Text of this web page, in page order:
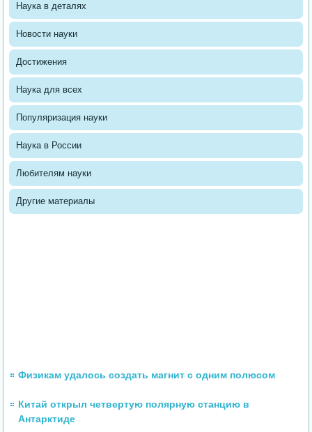
Наука в деталях
Новости науки
Достижения
Наука для всех
Популяризация науки
Наука в России
Любителям науки
Другие материалы
Физикам удалось создать магнит с одним полюсом
Китай открыл четвертую полярную станцию в
Антарктиде